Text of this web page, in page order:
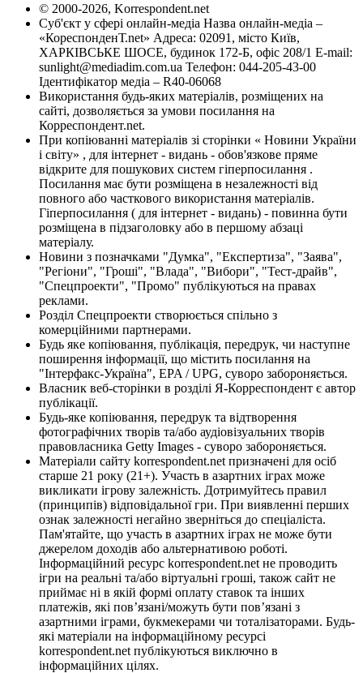
© 2000-2026, Korrespondent.net
Суб'єкт у сфері онлайн-медіа Назва онлайн-медіа –
«КореспонденТ.net» Адреса: 02091, місто Київ,
ХАРКІВСЬКЕ ШОСЕ, будинок 172-Б, офіс 208/1 E-mail:
sunlight@mediadim.com.ua Телефон: 044-205-43-00
Ідентифікатор медіа – R40-06068
Використання будь-яких матеріалів, розміщених на
сайті, дозволяється за умови посилання на
Корреспондент.net.
При копіюванні матеріалів зі сторінки « Новини України
і світу» , для інтернет - видань - обов'язкове пряме
відкрите для пошукових систем гіперпосилання .
Посилання має бути розміщена в незалежності від
повного або часткового використання матеріалів.
Гіперпосилання ( для інтернет - видань) - повинна бути
розміщена в підзаголовку або в першому абзаці
матеріалу.
Новини з позначками "Думка", "Експертиза", "Заява",
"Регіони", "Гроші", "Влада", "Вибори", "Тест-драйв",
"Спецпроекти", "Промо" публікуються на правах
реклами.
Розділ Спецпроекти створюється спільно з
комерційними партнерами.
Будь яке копіювання, публікація, передрук, чи наступне
поширення інформації, що містить посилання на
"Інтерфакс-Україна", EPA / UPG, суворо забороняється.
Власник веб-сторінки в розділі Я-Корреспондент є автор
публікації.
Будь-яке копіювання, передрук та відтворення
фотографічних творів та/або аудіовізуальних творів
правовласника Getty Images - суворо забороняється.
Матеріали сайту korrespondent.net призначені для осіб
старше 21 року (21+). Участь в азартних іграх може
викликати ігрову залежність. Дотримуйтесь правил
(принципів) відповідальної гри. При виявленні перших
ознак залежності негайно зверніться до спеціаліста.
Пам'ятайте, що участь в азартних іграх не може бути
джерелом доходів або альтернативою роботі.
Інформаційний ресурс korrespondent.net не проводить
ігри на реальні та/або віртуальні гроші, також сайт не
приймає ні в якій формі оплату ставок та інших
платежів, які пов’язані/можуть бути пов’язані з
азартними іграми, букмекерами чи тоталізаторами. Будь-
які матеріали на інформаційному ресурсі
korrespondent.net публікуються виключно в
інформаційних цілях.